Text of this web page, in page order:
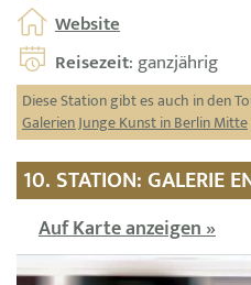
Website
Reisezeit: ganzjährig
Diese Station gibt es auch in den
Galerien Junge Kunst in Berlin Mitte
10. STATION: GALERIE
Auf Karte anzeigen »